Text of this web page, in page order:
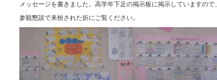
メッセージを書きました。高学年下足の掲示板に掲示していますので
参観懇談で来校された折にご覧ください。